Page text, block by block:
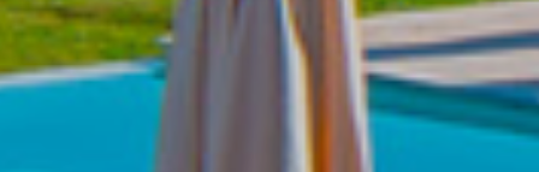
Wine Club